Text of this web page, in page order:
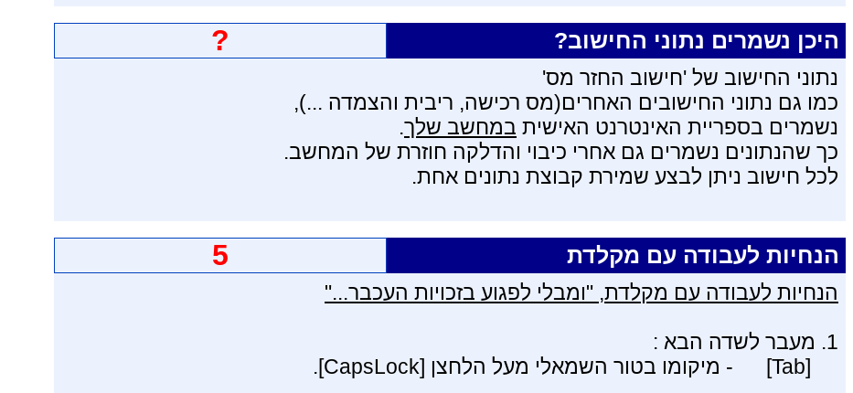
היכן נשמרים נתוני החישוב? ?
נתוני החישוב של 'חישוב החזר מס'
כמו גם נתוני החישובים האחרים(מס רכישה, ריבית והצמדה ...),
נשמרים בספריית האינטרנט האישית במחשב שלך.
כך שהנתונים נשמרים גם אחרי כיבוי והדלקה חוזרת של המחשב.
לכל חישוב ניתן לבצע שמירת קבוצת נתונים אחת.
הנחיות לעבודה עם מקלדת 5
הנחיות לעבודה עם מקלדת, "ומבלי לפגוע בזכויות העכבר..."
1. מעבר לשדה הבא :
[Tab] - מיקומו בטור השמאלי מעל הלחצן [CapsLock].